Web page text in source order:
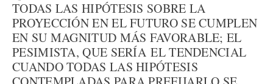
TODAS LAS HIPÓTESIS SOBRE LA
PROYECCIÓN EN EL FUTURO SE CUMPLEN
EN SU MAGNITUD MÁS FAVORABLE; EL
PESIMISTA, QUE SERÍA EL TENDENCIAL
CUANDO TODAS LAS HIPÓTESIS